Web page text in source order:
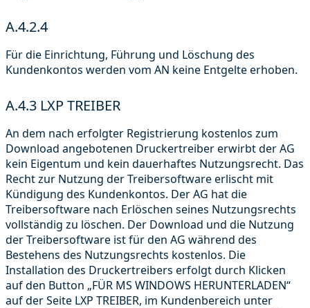
A.4.2.4
Für die Einrichtung, Führung und Löschung des
Kundenkontos werden vom AN keine Entgelte erhoben.
A.4.3 LXP TREIBER
An dem nach erfolgter Registrierung kostenlos zum
Download angebotenen Druckertreiber erwirbt der AG
kein Eigentum und kein dauerhaftes Nutzungsrecht. Das
Recht zur Nutzung der Treibersoftware erlischt mit
Kündigung des Kundenkontos. Der AG hat die
Treibersoftware nach Erlöschen seines Nutzungsrechts
vollständig zu löschen. Der Download und die Nutzung
der Treibersoftware ist für den AG während des
Bestehens des Nutzungsrechts kostenlos. Die
Installation des Druckertreibers erfolgt durch Klicken
auf den Button „FÜR MS WINDOWS HERUNTERLADEN“
auf der Seite LXP TREIBER, im Kundenbereich unter